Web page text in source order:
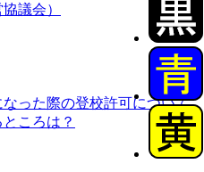
議会）
った際の登校許可について
ころは？